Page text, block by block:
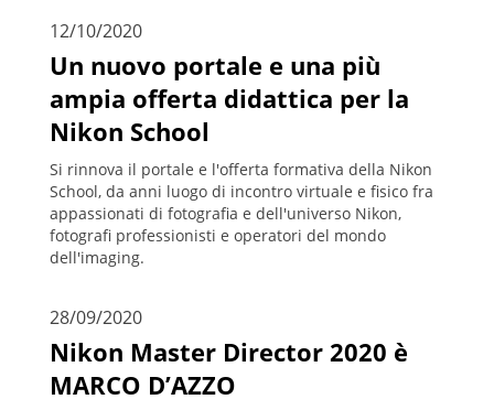
12/10/2020
Un nuovo portale e una più
ampia offerta didattica per la
Nikon School
Si rinnova il portale e l'offerta formativa della Nikon
School, da anni luogo di incontro virtuale e fisico fra
appassionati di fotografia e dell'universo Nikon,
fotografi professionisti e operatori del mondo
dell'imaging.
28/09/2020
Nikon Master Director 2020 è
MARCO D’AZZO